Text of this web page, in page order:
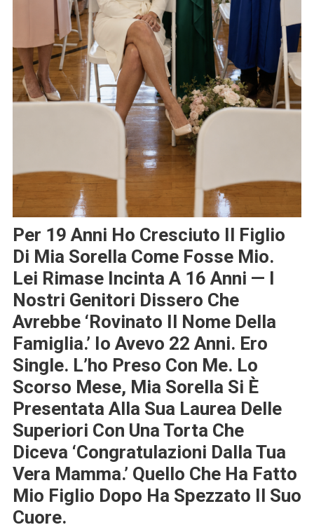
Per 19 Anni Ho Cresciuto Il Figlio
Di Mia Sorella Come Fosse Mio.
Lei Rimase Incinta A 16 Anni — I
Nostri Genitori Dissero Che
Avrebbe ‘rovinato Il Nome Della
Famiglia.’ Io Avevo 22 Anni. Ero
Single. L’ho Preso Con Me. Lo
Scorso Mese, Mia Sorella Si È
Presentata Alla Sua Laurea Delle
Superiori Con Una Torta Che
Diceva ‘Congratulazioni Dalla Tua
Vera Mamma.’ Quello Che Ha Fatto
Mio Figlio Dopo Ha Spezzato Il Suo
Cuore.